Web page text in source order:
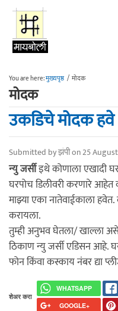
Skip to main content
You are here:मुख्यपृष्ठ / मोदक
मोदक
उकडिचे मोदक
Submitted byझंपीon 25
न्यु जर्सीइथे कोणाला एखादी
घरपोच डिलीवरी करणारे आहेत
माझ्या एका नातेवाईकाला
करायला.
तुम्ही अनुभव घेतला/ खाल्ला
ठिकाण न्यु जर्सी एडिसन आहे.
फोन किंवा कस्काय नंबर द्या
शेअर करा
WHATSAPP
GOOGLE+